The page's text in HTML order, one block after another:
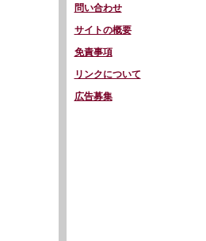
問い合わせ
サイトの概要
免責事項
リンクについて
広告募集